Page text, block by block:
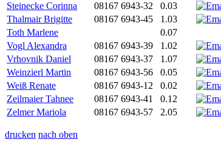
Steinecke Corinna
08167 6943-32 0.03
Thalmair Brigitte
08167 6943-45 1.03
Toth Marlene
0.07
Vogl Alexandra
08167 6943-39 1.02
Vrhovnik Daniel
08167 6943-37 1.07
Weinzierl Martin
08167 6943-56 0.05
Weiß Renate
08167 6943-12 0.02
Zeilmaier Tahnee
08167 6943-41 0.12
Zelmer Mariola
08167 6943-57 2.05
drucken nach oben